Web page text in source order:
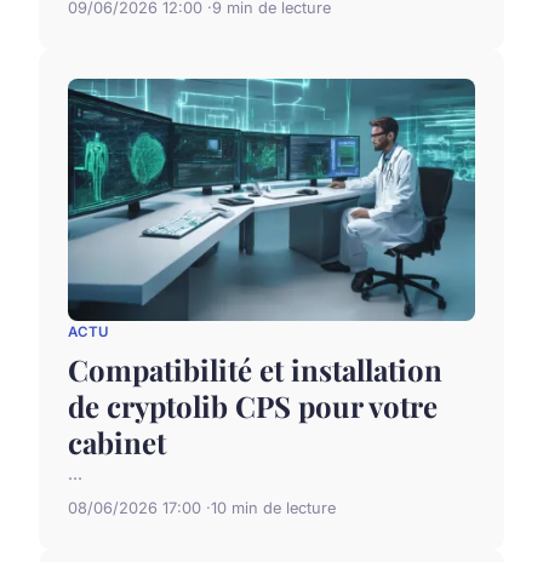
09/06/2026 12:00 9 min de lecture
ACTU
Compatibilité et installation
de cryptolib CPS pour votre
cabinet
...
08/06/2026 17:00 10 min de lecture